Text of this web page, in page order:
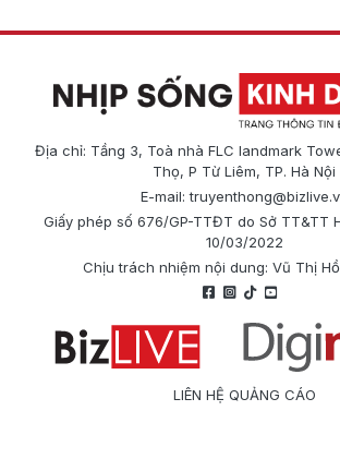
Địa chỉ: Tầng 3, Toà nhà FLC landmark
Thọ, P Từ Liêm, TP. Hà Nội
E-mail:
Giấy phép số 676/GP-TTĐT do Sở TT&TT
10/03/2022
Chịu trách nhiệm nội dung: Vũ Thị
LIÊN HỆ QUẢNG CÁO